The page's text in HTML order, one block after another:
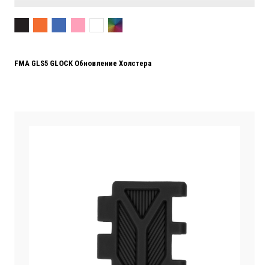
FMA GLS5 GLOCK Обновление Холстера